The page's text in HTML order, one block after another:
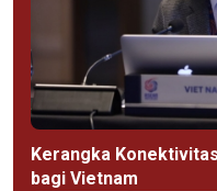
Kerangka
bagi Vietnam